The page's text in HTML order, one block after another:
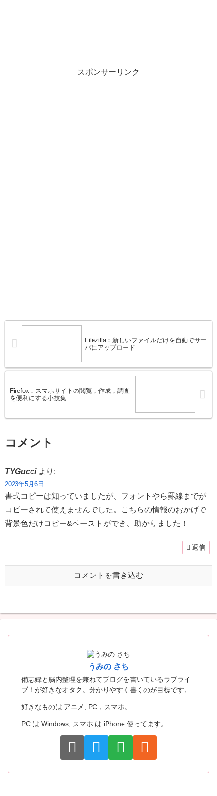
スポンサーリンク
Filezilla：新しいファイルだけを自動でサー
バにアップロード
Firefox：スマホサイトの閲覧，作成，調査
を便利にする小技集
コメント
TYGucci より:
2023年5月6日
書式コピーは知っていましたが、フォントやら罫線までが
コピーされて使えませんでした。こちらの情報のおかげで
背景色だけコピー&ペーストができ、助かりました！
返信
コメントを書き込む
うみの さち
備忘録と脳内整理を兼ねてブログを書いているラブライ
ブ！が好きなオタク。分かりやすく書くのが目標です。
好きなものは アニメ, PC，スマホ。
PC は Windows, スマホ は iPhone 使ってます。